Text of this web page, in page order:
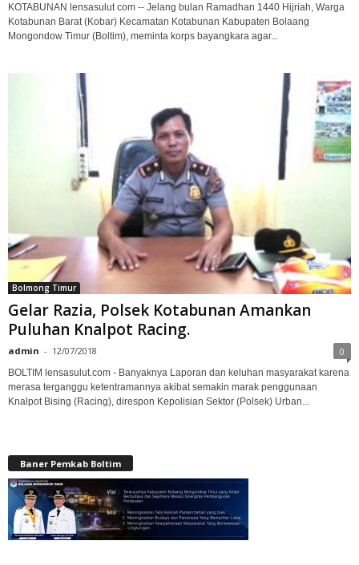
KOTABUNAN lensasulut com -- Jelang bulan Ramadhan 1440 Hijriah, Warga
Kotabunan Barat (Kobar) Kecamatan Kotabunan Kabupaten Bolaang
Mongondow Timur (Boltim), meminta korps bayangkara agar...
Bolmong Timur
Gelar Razia, Polsek Kotabunan Amankan
Puluhan Knalpot Racing.
admin - 12/07/2018 0
BOLTIM lensasulut.com - Banyaknya Laporan dan keluhan masyarakat karena
merasa terganggu ketentramannya akibat semakin marak penggunaan
Knalpot Bising (Racing), direspon Kepolisian Sektor (Polsek) Urban...
Baner Pemkab Boltim